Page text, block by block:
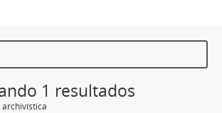
1 resultados